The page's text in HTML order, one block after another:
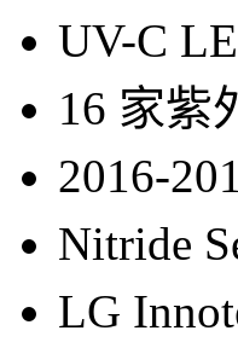
UV-C
16 家紫
2016-
Nitride
LG